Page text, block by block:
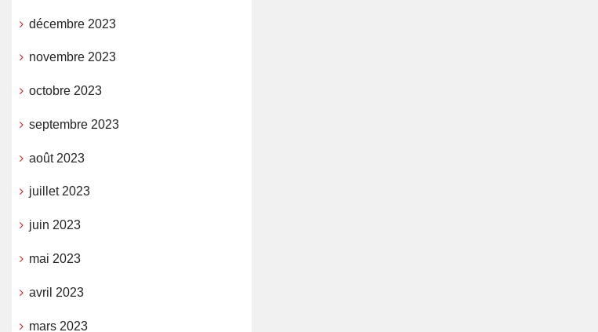
décembre 2023
novembre 2023
octobre 2023
septembre 2023
août 2023
juillet 2023
juin 2023
mai 2023
avril 2023
mars 2023